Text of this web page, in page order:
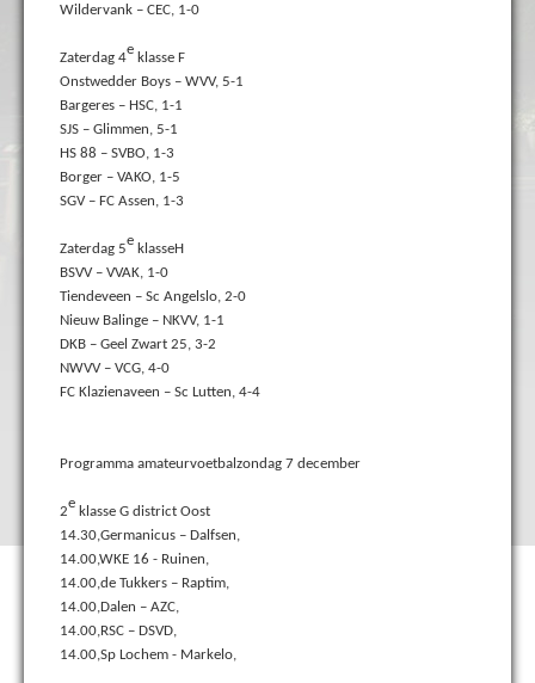
Wildervank – CEC, 1-0
Zaterdag 4e klasse F
Onstwedder Boys – WVV, 5-1
Bargeres – HSC, 1-1
SJS – Glimmen, 5-1
HS 88 – SVBO, 1-3
Borger – VAKO, 1-5
SGV – FC Assen, 1-3
Zaterdag 5e klasseH
BSVV – VVAK, 1-0
Tiendeveen – Sc Angelslo, 2-0
Nieuw Balinge – NKVV, 1-1
DKB – Geel Zwart 25, 3-2
NWVV – VCG, 4-0
FC Klazienaveen – Sc Lutten, 4-4
Programma amateurvoetbalzondag 7 december
2e klasse G district Oost
14.30,Germanicus – Dalfsen,
14.00,WKE 16 - Ruinen,
14.00,de Tukkers – Raptim,
14.00,Dalen – AZC,
14.00,RSC – DSVD,
14.00,Sp Lochem - Markelo,